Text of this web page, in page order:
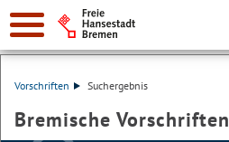
Vorschriften Suchergebnis
Bremische Vorschriften